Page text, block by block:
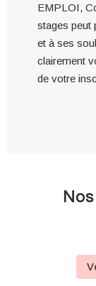
EMPLOI,
stages peut
et à ses
clairement
de votre
Nos